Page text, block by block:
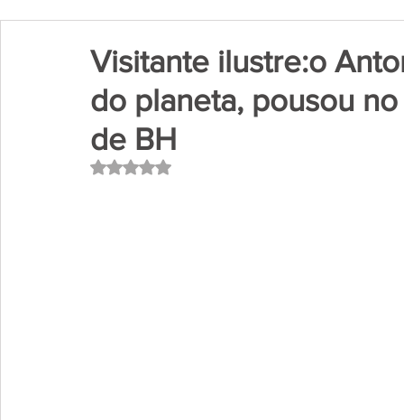
Visitante ilustre:o
do planeta, pousou
de BH
Avaliado com NaN de 5 estrelas.